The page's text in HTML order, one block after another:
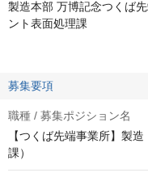
製造本部 万博記念つくば
ント表面処理課
募集要項
職種 / 募集ポジション名
【つくば先端事業所】製
課）